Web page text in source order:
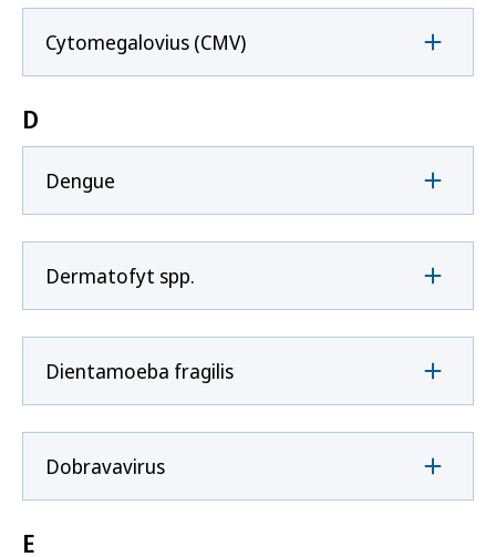
Cytomegalovius (CMV)
D
Dengue
Dermatofyt spp.
Dientamoeba fragilis
Dobravavirus
E